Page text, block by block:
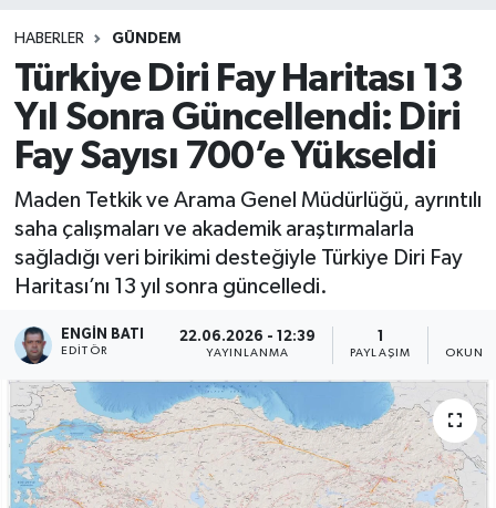
HABERLER GÜNDEM
Türkiye Diri Fay Haritası 13
Yıl Sonra Güncellendi: Diri
Fay Sayısı 700’e Yükseldi
Maden Tetkik ve Arama Genel Müdürlüğü, ayrıntılı
saha çalışmaları ve akademik araştırmalarla
sağladığı veri birikimi desteğiyle Türkiye Diri Fay
Haritası’nı 13 yıl sonra güncelledi.
ENGIN BATI
EDITÖR
22.06.2026 - 12:39
YAYINLANMA PAYLAŞIM
Son Dakika Haberleri
Haber Arşivi